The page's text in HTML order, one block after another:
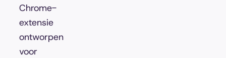
Chrome-
extensie
ontworpen
voor